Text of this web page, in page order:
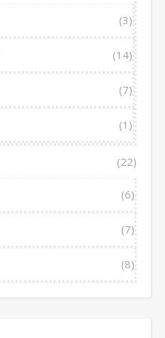
(3)
(14)
(7)
(1)
(22)
(6)
(7)
(8)